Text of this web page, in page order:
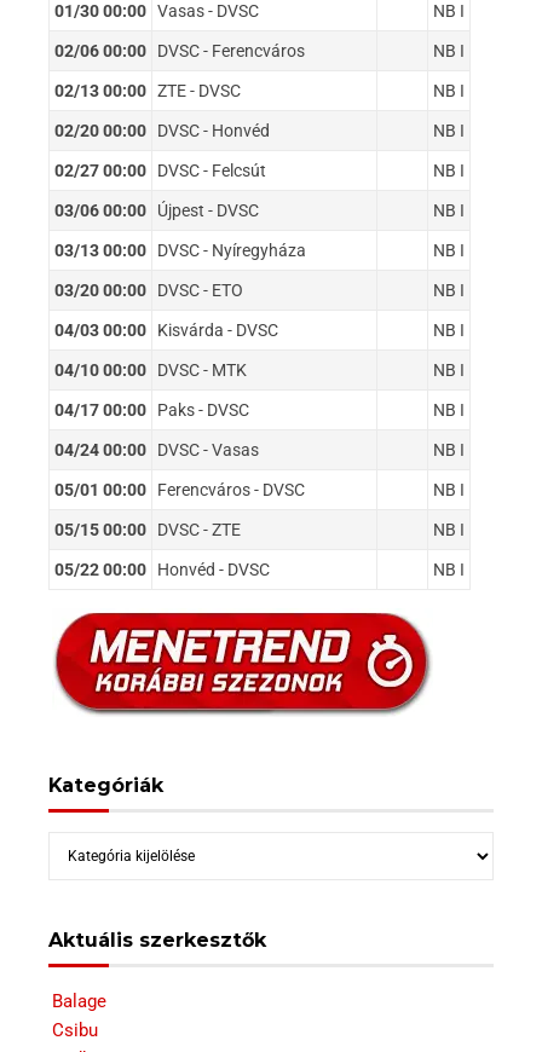
01/30 00:00 Vasas - DVSC NB I
02/06 00:00 DVSC - Ferencváros NB I
02/13 00:00 ZTE - DVSC NB I
02/20 00:00 DVSC - Honvéd NB I
02/27 00:00 DVSC - Felcsút NB I
03/06 00:00 Újpest - DVSC NB I
03/13 00:00 DVSC - Nyíregyháza NB I
03/20 00:00 DVSC - ETO NB I
04/03 00:00 Kisvárda - DVSC NB I
04/10 00:00 DVSC - MTK NB I
04/17 00:00 Paks - DVSC NB I
04/24 00:00 DVSC - Vasas NB I
05/01 00:00 Ferencváros - DVSC NB I
05/15 00:00 DVSC - ZTE NB I
05/22 00:00 Honvéd - DVSC NB I
Kategóriák
Kategóriák
Aktuális szerkesztők
Balage
Csibu